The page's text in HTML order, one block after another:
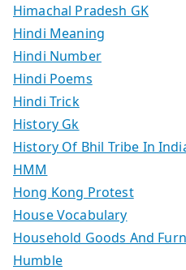
Himachal Pradesh GK
Hindi Meaning
Hindi Number
Hindi Poems
Hindi Trick
History Gk
History Of Bhil Tribe In
HMM
Hong Kong Protest
House Vocabulary
Household Goods And
Humble